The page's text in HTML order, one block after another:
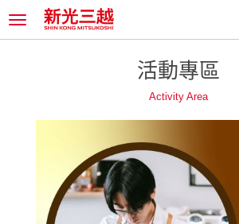
Toggle
活動專區
Activity Area